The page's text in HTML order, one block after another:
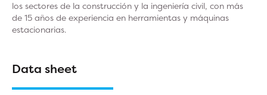
los sectores de la construcción y la ingeniería civil, con más
de 15 años de experiencia en herramientas y máquinas
estacionarias.
Data sheet